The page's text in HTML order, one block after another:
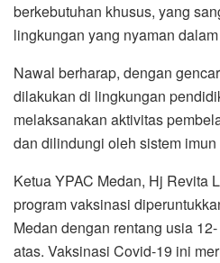
berkebutuhan khusus, yang
lingkungan yang nyaman
Nawal berharap, dengan
dilakukan di lingkungan
melaksanakan aktivitas
dan dilindungi oleh sistem
Ketua YPAC Medan, Hj Revita
program vaksinasi
Medan dengan rentang usia
atas. Vaksinasi Covid-19 ini